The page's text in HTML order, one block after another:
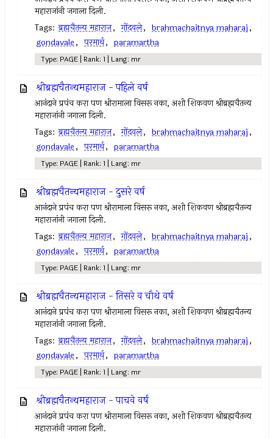
महाराजांनी जगाला दिली.
Tags: ब्रह्मचैतन्य महाराज, गोंदवले, brahmachaitnya maharaj,
gondavale, परमार्थ, paramartha
Type: PAGE | Rank: 1 | Lang: mr
श्रीब्रह्मचैतन्यमहाराज - पहिले वर्ष
आनंदाने प्रपंच करा पण श्रीरामाला विसरू नका, अशी शिकवण श्रीब्रह्मचैतन्य
महाराजांनी जगाला दिली.
Tags: ब्रह्मचैतन्य महाराज, गोंदवले, brahmachaitnya maharaj,
gondavale, परमार्थ, paramartha
Type: PAGE | Rank: 1 | Lang: mr
श्रीब्रह्मचैतन्यमहाराज - दुसरे वर्ष
आनंदाने प्रपंच करा पण श्रीरामाला विसरू नका, अशी शिकवण श्रीब्रह्मचैतन्य
महाराजांनी जगाला दिली.
Tags: ब्रह्मचैतन्य महाराज, गोंदवले, brahmachaitnya maharaj,
gondavale, परमार्थ, paramartha
Type: PAGE | Rank: 1 | Lang: mr
श्रीब्रह्मचैतन्यमहाराज - तिसरे व चौथे वर्ष
आनंदाने प्रपंच करा पण श्रीरामाला विसरू नका, अशी शिकवण श्रीब्रह्मचैतन्य
महाराजांनी जगाला दिली.
Tags: ब्रह्मचैतन्य महाराज, गोंदवले, brahmachaitnya maharaj,
gondavale, परमार्थ, paramartha
Type: PAGE | Rank: 1 | Lang: mr
श्रीब्रह्मचैतन्यमहाराज - पाचवे वर्ष
आनंदाने प्रपंच करा पण श्रीरामाला विसरू नका, अशी शिकवण श्रीब्रह्मचैतन्य
महाराजांनी जगाला दिली.